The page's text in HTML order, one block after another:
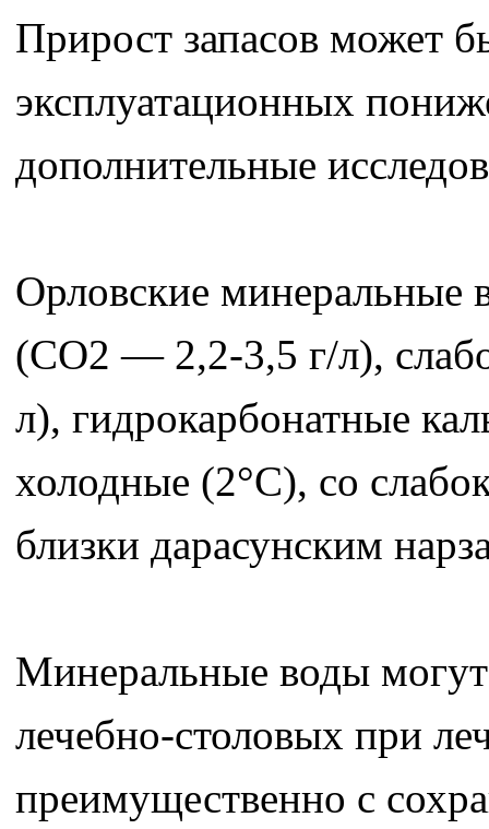
Прирост запасов может
эксплуатационных
дополнительные
Орловские минеральные
(СО2 — 2,2-3,5 г/л),
л), гидрокарбонатные
холодные (2°С), со
близки дарасунским
Минеральные воды могут
лечебно-столовых при
преимущественно с